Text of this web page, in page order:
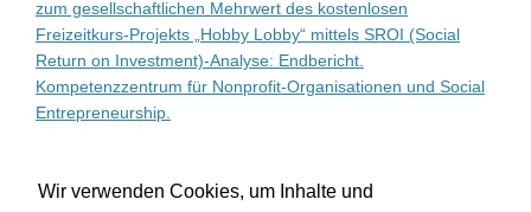
Wir verwenden Cookies, um Inhalte und
zum gesellschaftlichen Mehrwert des kostenlosen
Freizeitkurs-Projekts „Hobby Lobby“ mittels SROI (Social
Return on Investment)-Analyse: Endbericht.
Kompetenzzentrum für Nonprofit-Organisationen und Social
Entrepreneurship.